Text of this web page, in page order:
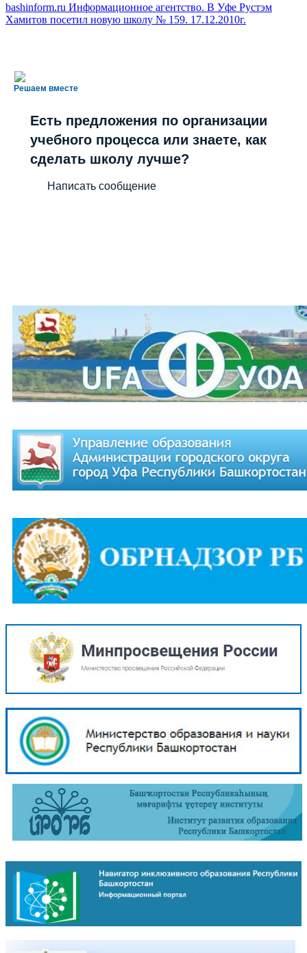
bashinform.ru Информационное агентство. В Уфе Рустэм
Хамитов посетил новую школу № 159. 17.12.2010г.
Решаем вместе
Есть предложения по организации
учебного процесса или знаете, как
сделать школу лучше?
Написать сообщение